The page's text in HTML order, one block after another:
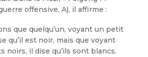
offensive, A), il affirme :
que quelqu’un, voyant un petit
qu’il est noir, mais que voyant
noirs, il dise qu’ils sont blancs.